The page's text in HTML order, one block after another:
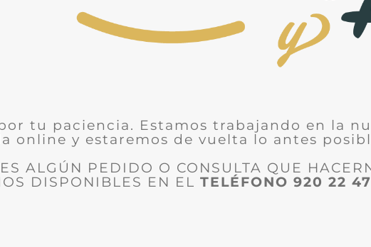
tu paciencia. Estamos trabajando en la
online y estaremos de vuelta lo antes
ALGÚN PEDIDO O CONSULTA QUE
DISPONIBLES EN EL TELÉFONO 920 22